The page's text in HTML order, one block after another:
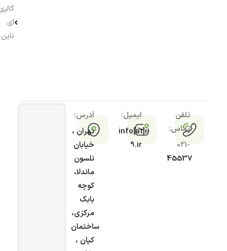
آی
ناین
تلفن
تماس:
021-
45537
ایمیل:
info[at]i-
9.ir
آدرس:
تهران ،
خیابان
نلسون
ماندلا،
کوچه
بابک
مرکزی،
ساختمان
کیان ،